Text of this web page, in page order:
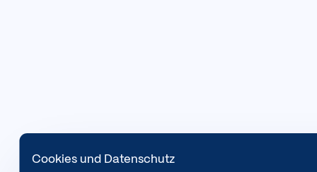
Cookies und Datenschutz